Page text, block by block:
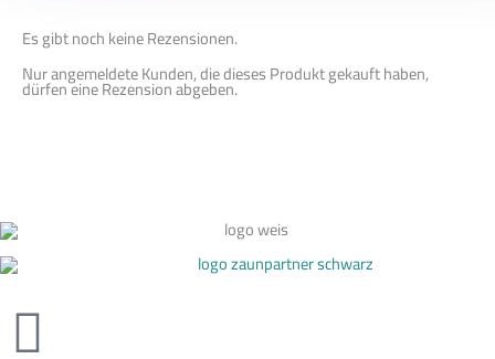
Es gibt noch keine Rezensionen.
Nur angemeldete Kunden, die dieses Produkt gekauft haben,
dürfen eine Rezension abgeben.